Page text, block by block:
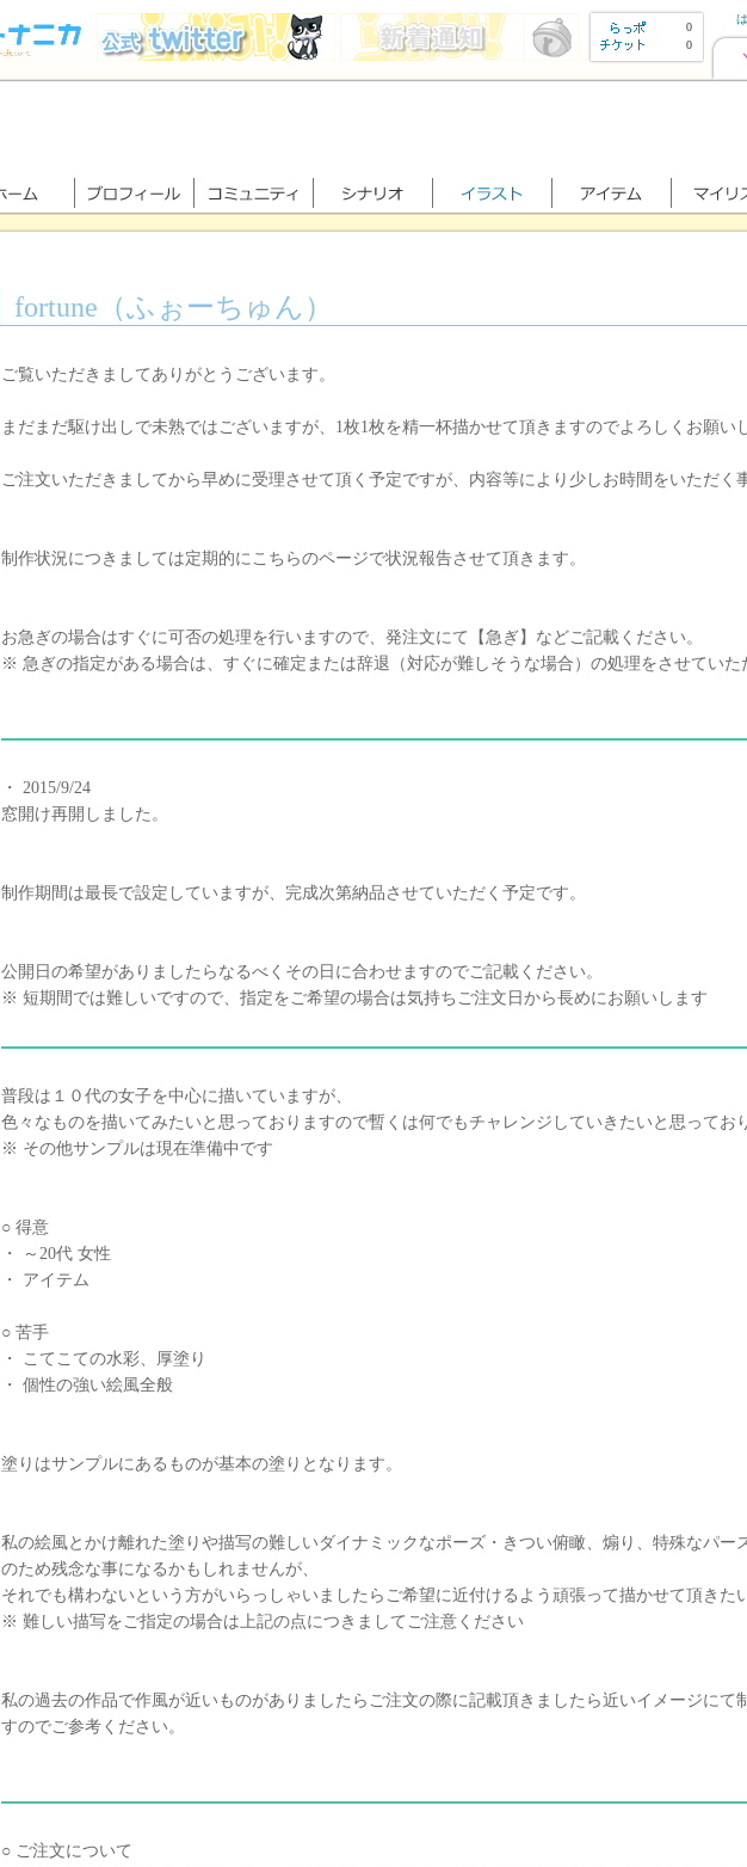
0
0
fortune（ふぉーちゅん）
ご覧いただきましてありがとうございます。
まだまだ駆け出しで未熟ではございますが、1枚1枚を精一杯描かせて頂きますのでよろしくお願い
ご注文いただきましてから早めに受理させて頂く予定ですが、内容等により少しお時間をいただく
制作状況につきましては定期的にこちらのページで状況報告させて頂きます。
お急ぎの場合はすぐに可否の処理を行いますので、発注文にて【急ぎ】などご記載ください。
※ 急ぎの指定がある場合は、すぐに確定または辞退（対応が難しそうな場合）の処理をさせていた
・ 2015/9/24
窓開け再開しました。
制作期間は最長で設定していますが、完成次第納品させていただく予定です。
公開日の希望がありましたらなるべくその日に合わせますのでご記載ください。
※ 短期間では難しいですので、指定をご希望の場合は気持ちご注文日から長めにお願いします
普段は１０代の女子を中心に描いていますが、
色々なものを描いてみたいと思っておりますので暫くは何でもチャレンジしていきたいと思ってお
※ その他サンプルは現在準備中です
○ 得意
・ ～20代 女性
・ アイテム
○ 苦手
・ こてこての水彩、厚塗り
・ 個性の強い絵風全般
塗りはサンプルにあるものが基本の塗りとなります。
私の絵風とかけ離れた塗りや描写の難しいダイナミックなポーズ・きつい俯瞰、煽り、特殊なパー
のため残念な事になるかもしれませんが、
それでも構わないという方がいらっしゃいましたらご希望に近付けるよう頑張って描かせて頂きた
※ 難しい描写をご指定の場合は上記の点につきましてご注意ください
私の過去の作品で作風が近いものがありましたらご注文の際に記載頂きましたら近いイメージにて
すのでご参考ください。
○ ご注文について